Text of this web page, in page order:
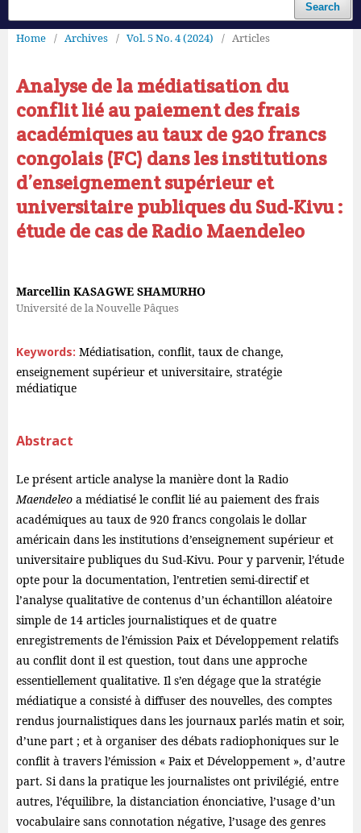
Search
Home / Archives / Vol. 5 No. 4 (2024) / Articles
Analyse de la médiatisation du
conflit lié au paiement des frais
académiques au taux de 920 francs
congolais (FC) dans les institutions
d’enseignement supérieur et
universitaire publiques du Sud-Kivu :
étude de cas de Radio Maendeleo
Marcellin KASAGWE SHAMURHO
Université de la Nouvelle Pâques
Keywords: Médiatisation, conflit, taux de change,
enseignement supérieur et universitaire, stratégie
médiatique
Abstract
Le présent article analyse la manière dont la Radio
Maendeleo a médiatisé le conflit lié au paiement des frais
académiques au taux de 920 francs congolais le dollar
américain dans les institutions d’enseignement supérieur et
universitaire publiques du Sud-Kivu. Pour y parvenir, l’étude
opte pour la documentation, l’entretien semi-directif et
l’analyse qualitative de contenus d’un échantillon aléatoire
simple de 14 articles journalistiques et de quatre
enregistrements de l’émission Paix et Développement relatifs
au conflit dont il est question, tout dans une approche
essentiellement qualitative. Il s’en dégage que la stratégie
médiatique a consisté à diffuser des nouvelles, des comptes
rendus journalistiques dans les journaux parlés matin et soir,
d’une part ; et à organiser des débats radiophoniques sur le
conflit à travers l’émission « Paix et Développement », d’autre
part. Si dans la pratique les journalistes ont privilégié, entre
autres, l’équilibre, la distanciation énonciative, l’usage d’un
vocabulaire sans connotation négative, l’usage des genres